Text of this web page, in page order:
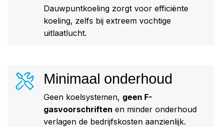
Dauwpuntkoeling zorgt voor efficiënte
koeling, zelfs bij extreem vochtige
uitlaatlucht.
Minimaal onderhoud
Geen koelsystemen, geen F-
gasvoorschriften en minder onderhoud
verlagen de bedrijfskosten aanzienlijk.